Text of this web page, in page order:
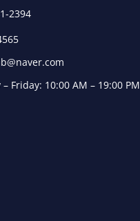
2394
Friday: 10:00 AM – 19:00 PM